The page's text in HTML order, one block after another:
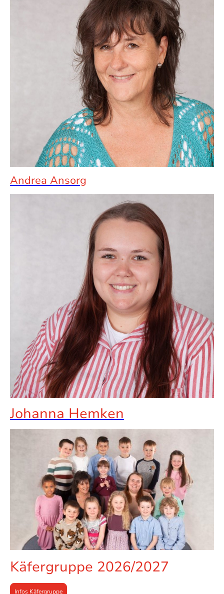
Andrea Ansorg
Johanna Hemken
Käfergruppe 2026/2027
Infos Käfergruppe